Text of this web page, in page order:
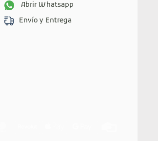
Abrir Whatsapp
Envío y Entrega